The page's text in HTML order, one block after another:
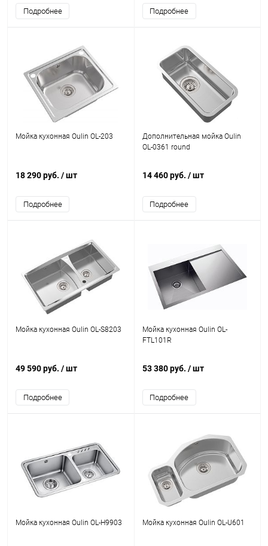
Подробнее Подробнее
Мойка кухонная Oulin OL-203
18 290 руб. / шт
Подробнее
Дополнительная мойка Oulin
OL-0361 round
14 460 руб. / шт
Подробнее
Мойка кухонная Oulin OL-S8203
49 590 руб. / шт
Подробнее
Мойка кухонная Oulin OL-
FTL101R
53 380 руб. / шт
Подробнее
Мойка кухонная Oulin OL-Н9903 Мойка кухонная Oulin OL-U601